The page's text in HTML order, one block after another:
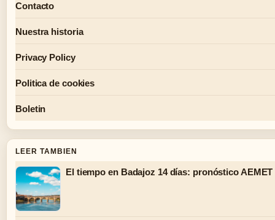
Contacto
Nuestra historia
Privacy Policy
Politica de cookies
Boletin
LEER TAMBIEN
El tiempo en Badajoz 14 días: pronóstico AEMET